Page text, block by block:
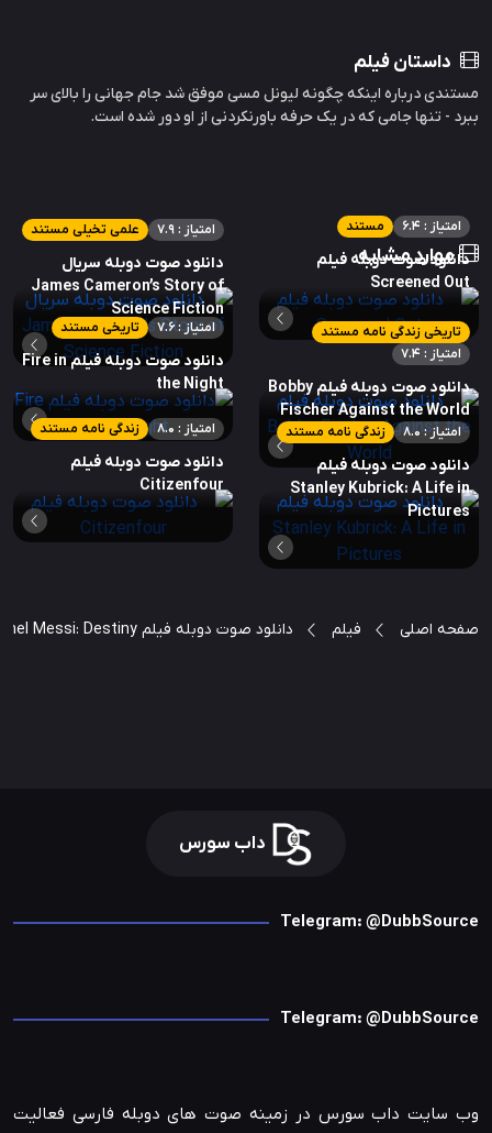
داستان فیلم
مستندی درباره اینکه چگونه لیونل مسی موفق شد جام جهانی را بالای سر
ببرد - تنها جامی که در یک حرفه باورنکردنی از او دور شده است.
موارد مشابه
مستند امتیاز : 6.4
دانلود صوت دوبله فیلم
Screened Out
علمی تخیلی مستند امتیاز : 7.9
دانلود صوت دوبله سریال
James Cameron’s Story of
Science Fiction
تاریخی زندگی نامه مستند
امتیاز : 7.4
دانلود صوت دوبله فیلم Bobby
Fischer Against the World
تاریخی مستند امتیاز : 7.6
دانلود صوت دوبله فیلم Fire in
the Night
زندگی نامه مستند امتیاز : 8.0
دانلود صوت دوبله فیلم
Stanley Kubrick: A Life in
Pictures
زندگی نامه مستند امتیاز : 8.0
دانلود صوت دوبله فیلم
Citizenfour
صفحه اصلی فیلم دانلود صوت دوبله فیلم Lionel Messi: Destiny
داب سورس
Telegram: @DubbSource
Telegram: @DubbSource
وب سایت داب سورس در زمینه صوت های دوبله فارسی فعالیت